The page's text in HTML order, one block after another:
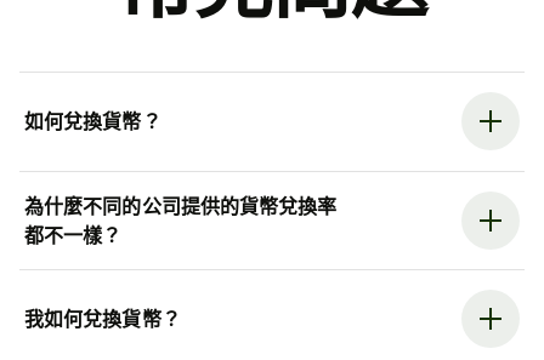
如何兌換貨幣？
為什麼不同的公司提供的貨幣兌換率
都不一樣？
我如何兌換貨幣？